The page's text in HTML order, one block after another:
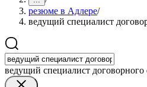
резюме в Адлере/
ведущий специалист
ведущий специалист договорного